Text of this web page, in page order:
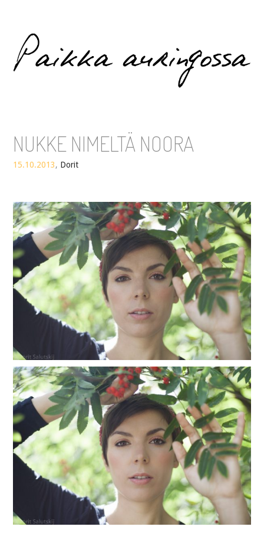
Paikka auringossa
NUKKE NIMELTÄ NOORA
15.10.2013, Dorit